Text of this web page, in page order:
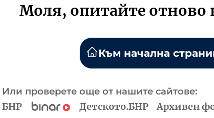
Моля, опитайте отново
Към начална
Или проверете още от нашите сайтове:
БНР Детското.БНР Архивен